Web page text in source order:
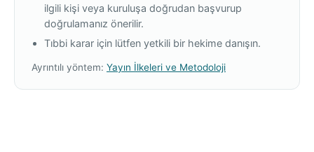
ilgili kişi veya kuruluşa doğrudan başvurup
doğrulamanız önerilir.
Tıbbi karar için lütfen yetkili bir hekime danışın.
Ayrıntılı yöntem: Yayın İlkeleri ve Metodoloji